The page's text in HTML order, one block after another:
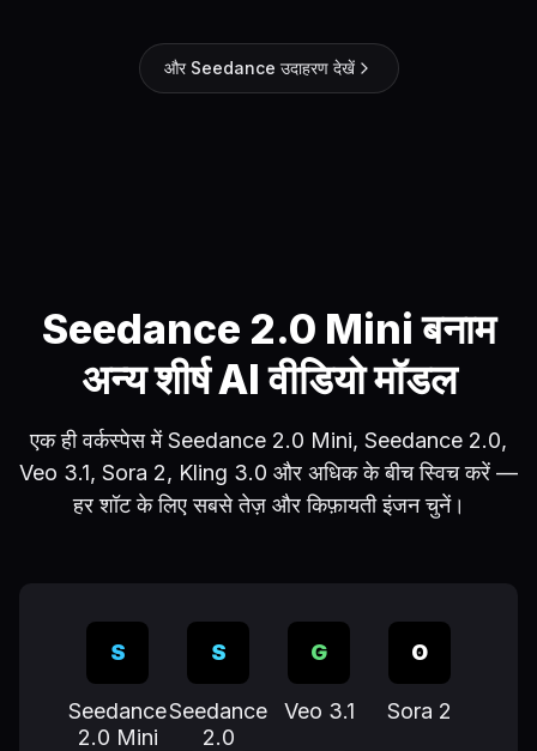
और Seedance उदाहरण देखें
Seedance 2.0 Mini बनाम
अन्य शीर्ष AI वीडियो मॉडल
एक ही वर्कस्पेस में Seedance 2.0 Mini, Seedance 2.0,
Veo 3.1, Sora 2, Kling 3.0 और अधिक के बीच स्विच करें —
हर शॉट के लिए सबसे तेज़ और किफ़ायती इंजन चुनें।
S
Seedance
2.0 Mini
S
Seedance
2.0
G
Veo 3.1
O
Sora 2